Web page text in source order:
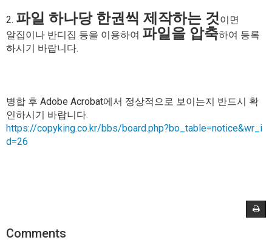
2. 파일 하나당 한권씩 제작하는 것이면
알집이나 반디집 등을 이용하여 파일을 압축하여 등록
하시기 바랍니다.
병합 후 Adobe Acrobat에서 정상적으로 보이는지 반드시 확
인하시기 바랍니다.
https://copyking.co.kr/bbs/board.php?bo_table=notice&wr_i
d=26
Comments